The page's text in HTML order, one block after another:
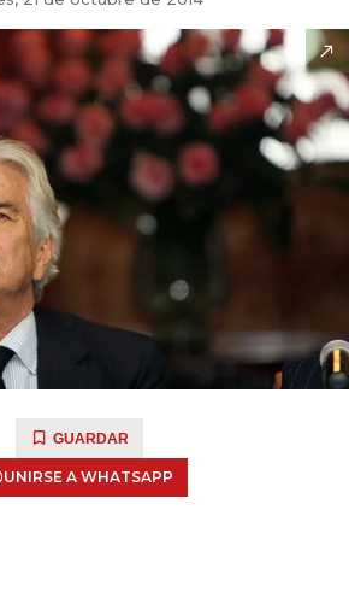
GUARDAR
UNIRSE A WHATSAPP